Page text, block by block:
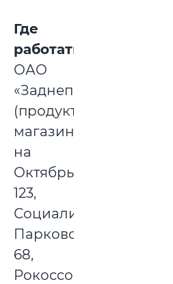
Где
работать
ОАО
«Заднепровье»
(продуктовые
магазины
на
Октябрьской,
123,
Социалистической,77,
Парковой,
68,
Рокоссовского